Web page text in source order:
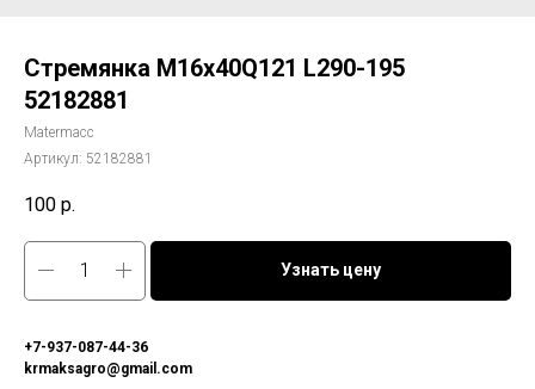
Стремянка М16х40Q121 L290-195
52182881
Matermacc
Артикул: 52182881
100 р.
Узнать цену
+7-937-087-44-36
krmaksagro@gmail.com